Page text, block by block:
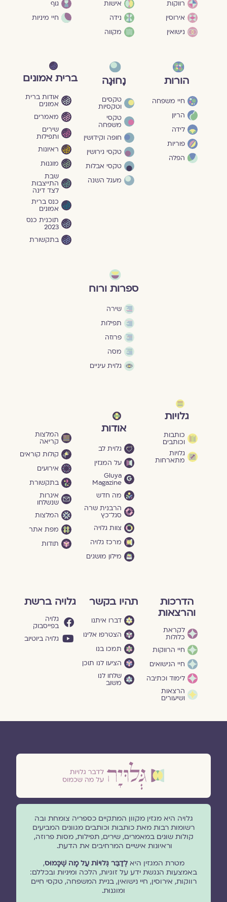
רווקות
אירוסין
נישואין
אישות
נידה
מקווה
גוף
חיי מיניות
הורות
חיי משפחה
הריון
לידה
פוריות
הפלה
נָחוּגָה
טקסים
וטקסיות
טקסי
משפחה
חופה וקידושין
טקסי גירושין
טקסי אבלות
מעגל השנה
ברית אמונים
אודות ברית
אמונים
מאמרים
שירים
ותפילות
ראיונות
מוגנוּת
שבת
התייצבות
לצד דינה
כנס ברית
אמונים
תוכנית כנס
2023
בתקשורת
ספרות ורוח
שירה
תפילות
פרוזה
מסה
גלוית עיניים
גלויות
כותבות
וכותבים
גלויות
מתארחות
אודות
גלוית לב
על המגזין
Gluya
Magazine
מה חדש
הרבנית שרה
סגל־כץ
צוות גלויה
מרכז גלויה
מילון מושגים
המלצות
קריאה
קולות קוראים
אירועים
בתקשורת
איגרות
שנשלחו
המלצות
מפת אתר
תודות
הדרכות
והרצאות
לקראת
כלולות
חיי הרווקות
חיי הנישואים
לימוד וכתיבה
הרצאות
ושיעורים
תהיו בקשר
דברו איתנו
הצטרפו אלינו
תמכו בנו
הציעו לנו תוכן
שלחו לנו
משוב
גלויה ברשת
גלויה
בפייסבוק
גלויה ביוטיוב
גלויה היא מגזין מקוון המתקיים כספריה צומחת ובה
רשומות רבות מאת כותבות וכותבים מגוונים המביעים
קולות שונים במאמרים, שירים, תפילות, מסות פרוזה,
וראיונות אישיים המרחיבים את הדעת.
מטרת המגזין היאלְדַבֵּר גְּלוּיוֹת עַל מָה שֶׁכָּמוּס,
באמצעות הנגשת ידע על זוגיות, הלכה ומיניות ובכללם:
רווקות, אירוסין, חיי נישואין, בניית המשפחה, טקסי חיים
ומוגנוּת.